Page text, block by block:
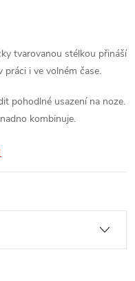
tvarovanou stélkou přináší
i ve volném čase.
pohodlné usazení na noze.
kombinuje.